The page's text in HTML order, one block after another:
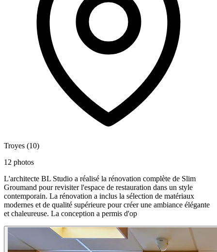
Troyes (10)
12 photos
L'architecte BL Studio a réalisé la rénovation complète de Slim
Groumand pour revisiter l'espace de restauration dans un style
contemporain. La rénovation a inclus la sélection de matériaux
modernes et de qualité supérieure pour créer une ambiance élégante
et chaleureuse. La conception a permis d'op